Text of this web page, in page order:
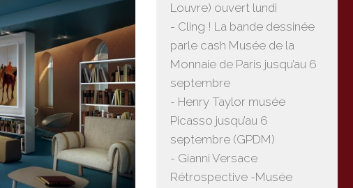
Louvre) ouvert lundi
- Cling ! La bande dessinée
parle cash Musée de la
Monnaie de Paris jusqu’au 6
septembre
- Henry Taylor musée
Picasso jusqu’au 6
septembre (GPDM)
- Gianni Versace
Rétrospective -Musée